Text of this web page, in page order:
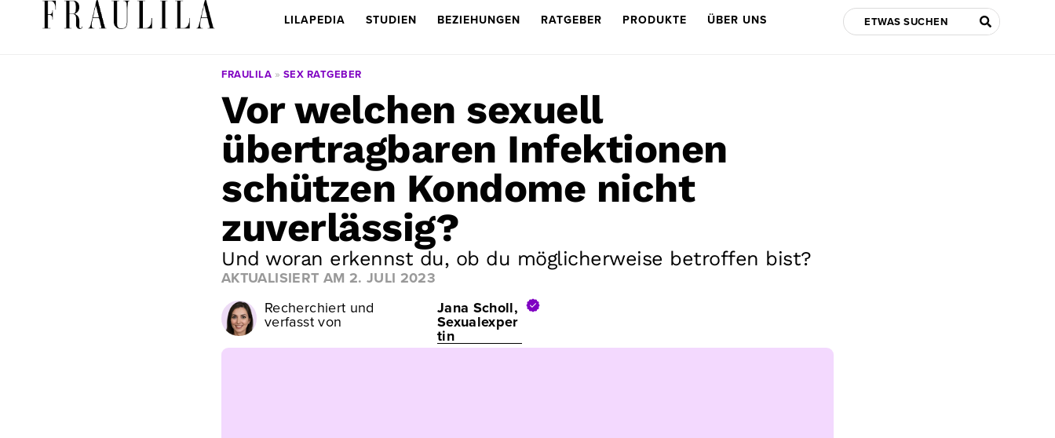
LILAPEDIA STUDIEN BEZIEHUNGEN RATGEBER PRODUKTE ÜBER UNS
FRAULILA » SEX RATGEBER
Vor welchen sexuell
übertragbaren Infektionen
schützen Kondome nicht
zuverlässig?
Und woran erkennst du, ob du möglicherweise betroffen bist?
AKTUALISIERT AM 2. JULI 2023
Recherchiert und
verfasst von
Jana Scholl,
Sexualexper
tin